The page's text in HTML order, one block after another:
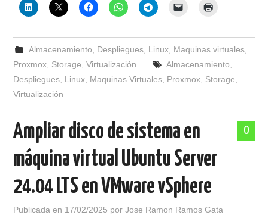
Almacenamiento Despliegues, Linux, Maquinas virtuales,
Proxmox Storage ,Virtualización Almacenamiento
Despliegues Linux Maquinas Virtuales Proxmox Storage
Virtualización
0
Ampliar disco de sistema en
máquina virtual Ubuntu Server
24.04 LTS en VMware vSphere
Publicada en 17/02/2025 porJose Ramon Ramos Gata